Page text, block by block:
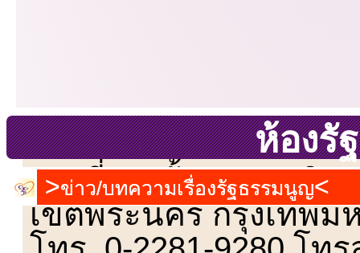
ห้องรั
ข่าว/บทความเรื่องรัฐธรรมนูญ
เลขที่ 23 ชั้น 2 ถนนวิ
เขตพระนคร กรุงเทพม